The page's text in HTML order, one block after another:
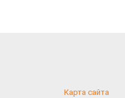
Карта сайта